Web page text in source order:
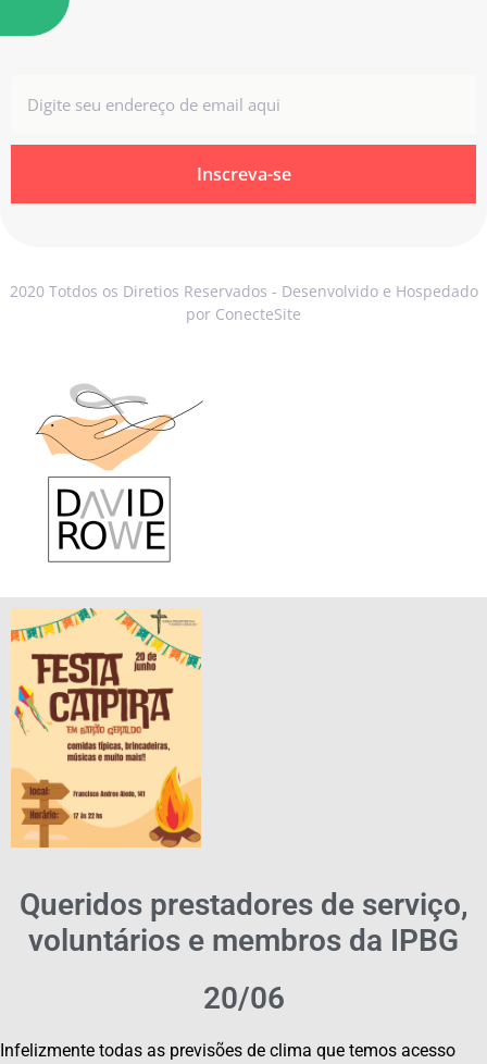
Inscreva-se
2020 Totdos os Diretios Reservados - Desenvolvido e Hospedado
por ConecteSite
Queridos prestadores de serviço,
voluntários e membros da IPBG
20/06
Infelizmente todas as previsões de clima que temos acesso